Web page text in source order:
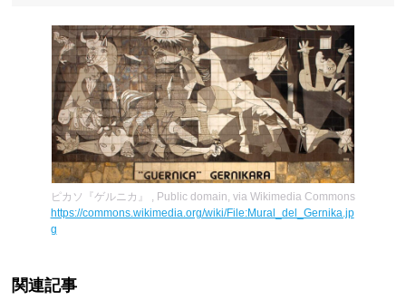
ピカソ『ゲルニカ』 , Public domain, via Wikimedia Commons
https://commons.wikimedia.org/wiki/File:Mural_del_Gernika.jp
g
関連記事